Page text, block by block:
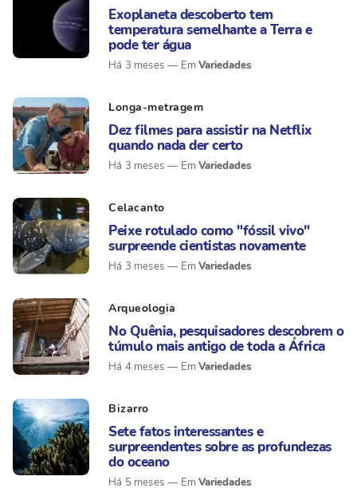
Exoplaneta descoberto tem
temperatura semelhante a Terra e
pode ter água
Há 3 meses Variedades
Longa-metragem
Dez filmes para assistir na Netflix
quando nada der certo
Há 3 meses Variedades
Celacanto
Peixe rotulado como "fóssil vivo"
surpreende cientistas novamente
Há 3 meses Variedades
Arqueologia
No Quênia, pesquisadores descobrem o
túmulo mais antigo de toda a África
Há 4 meses Variedades
Bizarro
Sete fatos interessantes e
surpreendentes sobre as profundezas
do oceano
Há 5 meses Variedades